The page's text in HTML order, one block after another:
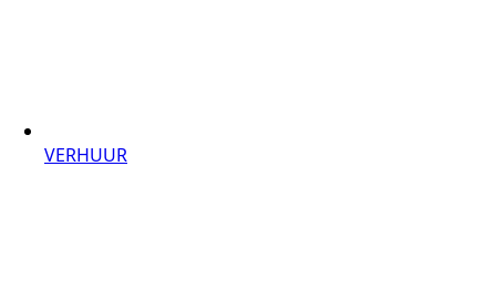
VERHUUR